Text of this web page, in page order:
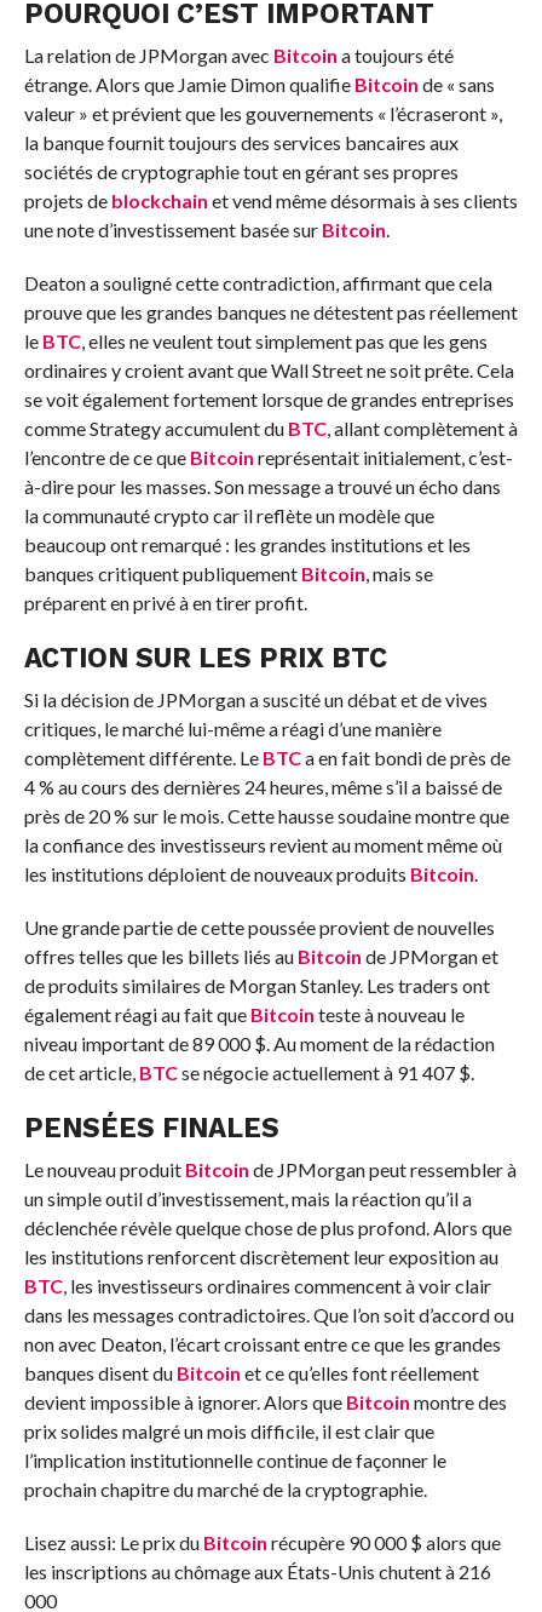
POURQUOI C’EST IMPORTANT
La relation de JPMorgan avec Bitcoin a toujours été
étrange. Alors que Jamie Dimon qualifie Bitcoin de « sans
valeur » et prévient que les gouvernements « l’écraseront »,
la banque fournit toujours des services bancaires aux
sociétés de cryptographie tout en gérant ses propres
projets de blockchain et vend même désormais à ses clients
une note d’investissement basée sur Bitcoin.
Deaton a souligné cette contradiction, affirmant que cela
prouve que les grandes banques ne détestent pas réellement
le BTC, elles ne veulent tout simplement pas que les gens
ordinaires y croient avant que Wall Street ne soit prête. Cela
se voit également fortement lorsque de grandes entreprises
comme Strategy accumulent du BTC, allant complètement à
l’encontre de ce que Bitcoin représentait initialement, c’est-
à-dire pour les masses. Son message a trouvé un écho dans
la communauté crypto car il reflète un modèle que
beaucoup ont remarqué : les grandes institutions et les
banques critiquent publiquement Bitcoin, mais se
préparent en privé à en tirer profit.
ACTION SUR LES PRIX BTC
Si la décision de JPMorgan a suscité un débat et de vives
critiques, le marché lui-même a réagi d’une manière
complètement différente. Le BTCa en fait bondi de près de
4 % au cours des dernières 24 heures, même s’il a baissé de
près de 20 % sur le mois. Cette hausse soudaine montre que
la confiance des investisseurs revient au moment même où
les institutions déploient de nouveaux produits Bitcoin.
Une grande partie de cette poussée provient de nouvelles
offres telles que les billets liés au Bitcoin de JPMorgan et
de produits similaires de Morgan Stanley. Les traders ont
également réagi au fait que Bitcoin teste à nouveau le
niveau important de 89 000 $. Au moment de la rédaction
de cet article, BTCse négocie actuellement à 91 407 $.
PENSÉES FINALES
Le nouveau produit Bitcoin de JPMorgan peut ressembler à
un simple outil d’investissement, mais la réaction qu’il a
déclenchée révèle quelque chose de plus profond. Alors que
les institutions renforcent discrètement leur exposition au
BTC, les investisseurs ordinaires commencent à voir clair
dans les messages contradictoires. Que l’on soit d’accord ou
non avec Deaton, l’écart croissant entre ce que les grandes
banques disent du Bitcoin et ce qu’elles font réellement
devient impossible à ignorer. Alors que Bitcoin montre des
prix solides malgré un mois difficile, il est clair que
l’implication institutionnelle continue de façonner le
prochain chapitre du marché de la cryptographie.
Lisez aussi: Le prix du Bitcoin récupère 90 000 $ alors que
les inscriptions au chômage aux États-Unis chutent à 216
000